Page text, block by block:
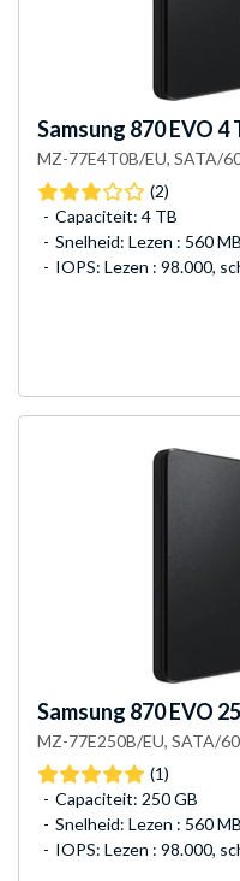
Samsung 870 EVO 4
MZ-77E4T0B/EU, SATA/
(2)
Capaciteit: 4 TB
Snelheid: Lezen : 560
IOPS: Lezen : 98.000,
Samsung 870 EVO
MZ-77E250B/EU, SATA/
(1)
Capaciteit: 250 GB
Snelheid: Lezen : 560
IOPS: Lezen : 98.000,